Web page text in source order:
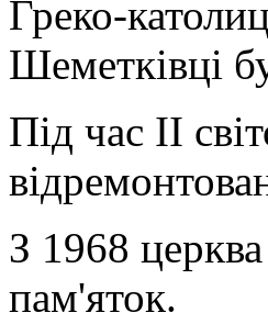
Греко-
Шеметківці
Під час ІІ
З 1968
пам'яток.